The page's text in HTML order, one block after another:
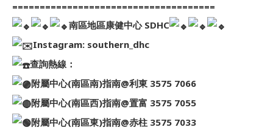
=====================================
南區地區康健中心 SDHC
Instagram: southern_dhc
查詢熱線：
附屬中心(南區南)指南@利東 3575 7066
附屬中心(南區西)指南@置富 3575 7055
附屬中心(南區東)指南@赤柱 3575 7033